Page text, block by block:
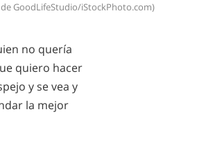
GoodLifeStudio/iStockPhoto.com)
no quería
quiero hacer
y se vea y
la mejor